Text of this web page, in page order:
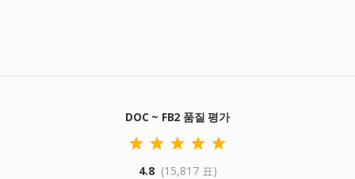
DOC ~ FB2 품질 평가
4.8 (15,817 표)